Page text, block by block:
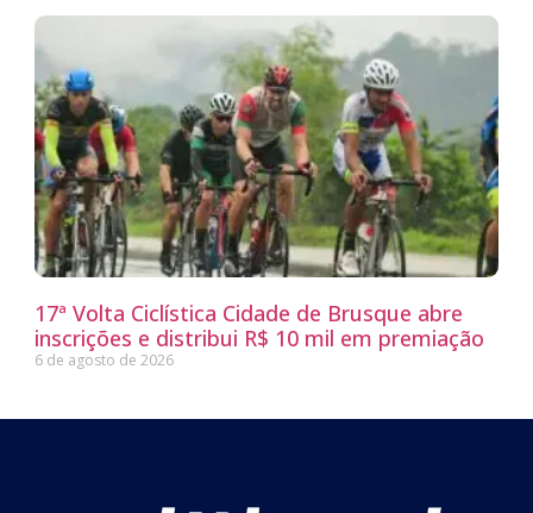
17ª Volta Ciclística Cidade de Brusque abre
inscrições e distribui R$ 10 mil em premiação
6 de agosto de 2026